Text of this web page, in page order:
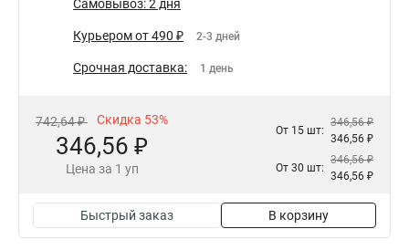
Самовывоз: 2 дня
Курьером от 490 ₽ 2-3 дней
Срочная доставка: 1 день
742,64 ₽ Скидка 53%
346,56 ₽
Цена за 1 уп
От 15 шт:
346,56 ₽
346,56 ₽
От 30 шт:
346,56 ₽
346,56 ₽
Быстрый заказ В корзину